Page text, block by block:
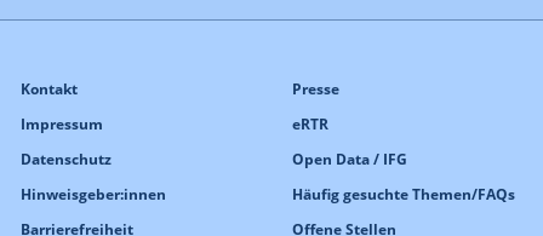
Kontakt
Impressum
Datenschutz
Hinweisgeber:innen
Barrierefreiheit
Presse
eRTR
Open Data / IFG
Häufig gesuchte Themen/FAQs
Offene Stellen